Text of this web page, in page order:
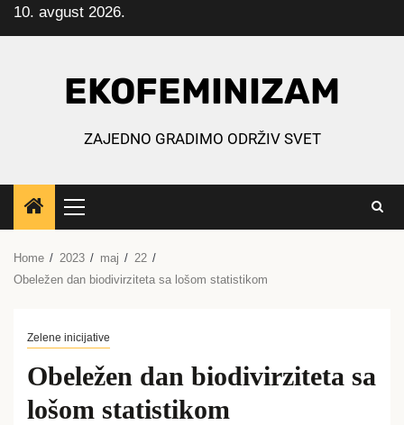
Skip
to
10. avgust 2026.
EKOFEMINIZAM
ZAJEDNO GRADIMO ODRŽIV SVET
Primary
Menu
Home 2023 maj
22
Obeležen dan biodivirziteta sa lošom statistikom
Zelene inicijative
Obeležen dan biodivirziteta sa
lošom statistikom